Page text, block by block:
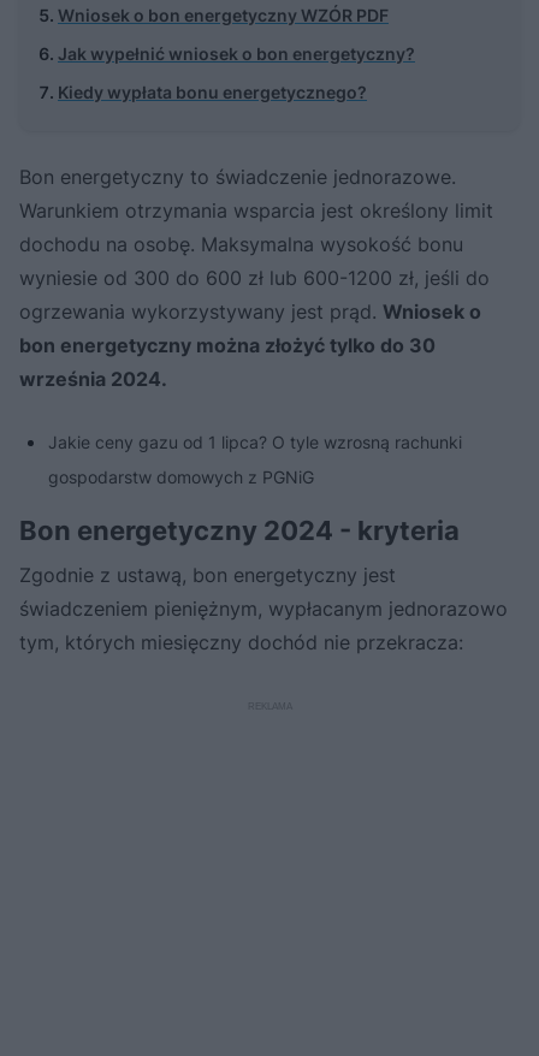
Wniosek o bon energetyczny WZÓR PDF
Jak wypełnić wniosek o bon energetyczny?
Kiedy wypłata bonu energetycznego?
Bon energetyczny to świadczenie jednorazowe.
Warunkiem otrzymania wsparcia jest określony limit
dochodu na osobę. Maksymalna wysokość bonu
wyniesie od 300 do 600 zł lub 600-1200 zł, jeśli do
ogrzewania wykorzystywany jest prąd. Wniosek o
bon energetyczny można złożyć tylko do 30
września 2024.
Jakie ceny gazu od 1 lipca? O tyle wzrosną rachunki
gospodarstw domowych z PGNiG
Bon energetyczny 2024 - kryteria
Zgodnie z ustawą, bon energetyczny jest
świadczeniem pieniężnym, wypłacanym jednorazowo
tym, których miesięczny dochód nie przekracza: